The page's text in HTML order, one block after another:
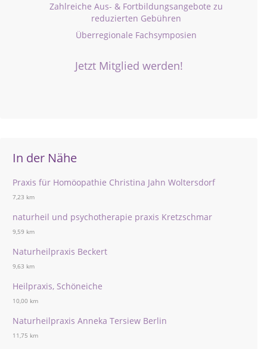
Zahlreiche Aus- & Fortbildungsangebote zu
reduzierten Gebühren
Überregionale Fachsymposien
Jetzt Mitglied werden!
In der Nähe
Praxis für Homöopathie Christina Jahn Woltersdorf
7,23 km
naturheil und psychotherapie praxis Kretzschmar
9,59 km
Naturheilpraxis Beckert
9,63 km
Heilpraxis, Schöneiche
10,00 km
Naturheilpraxis Anneka Tersiew Berlin
11,75 km